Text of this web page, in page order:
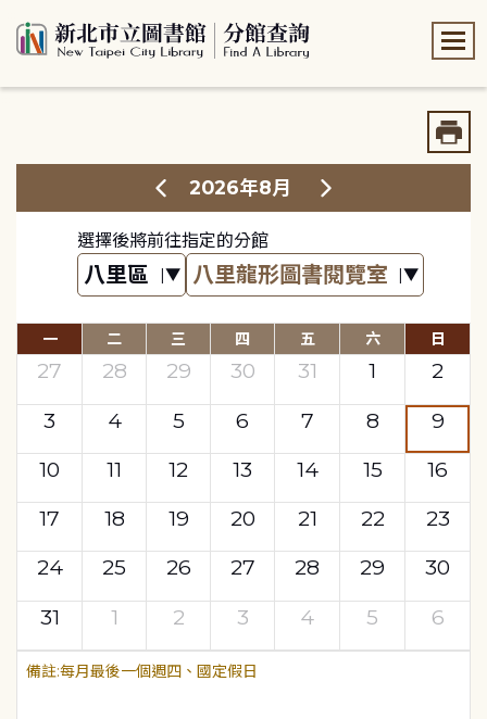
2026年8月
選擇後將前往指定的分館
一 二 三 四 五 六 日
27 28 29 30 31 1
2
3
4 5 6 7 8
9
10
11 12 13 14 15
16
17
18 19 20 21 22
23
24
25 26 27 28 29
30
31
1 2 3 4 5 6
每月最後一個週四、國定假日